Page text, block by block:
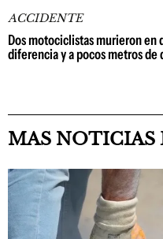
ACCIDENTE
Dos motociclistas murieron en
diferencia y a pocos metros de
MAS NOTICIAS